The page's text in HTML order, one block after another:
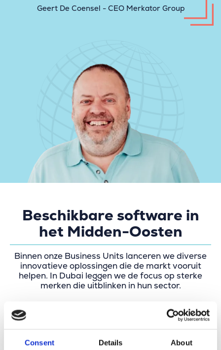
Consent Details About
Geert De Coensel - CEO Merkator Group
Beschikbare software in
het Midden-Oosten
Binnen onze Business Units lanceren we diverse
innovatieve oplossingen die de markt vooruit
helpen. In Dubai leggen we de focus op sterke
merken die uitblinken in hun sector.